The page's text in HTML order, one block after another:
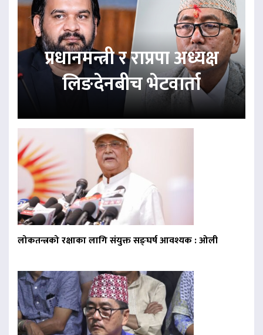
प्रधानमन्त्री र राप्रपा अध्यक्ष
लिङदेनबीच भेटवार्ता
लोकतन्त्रको रक्षाका लागि संयुक्त सङ्घर्ष आवश्यक : ओली